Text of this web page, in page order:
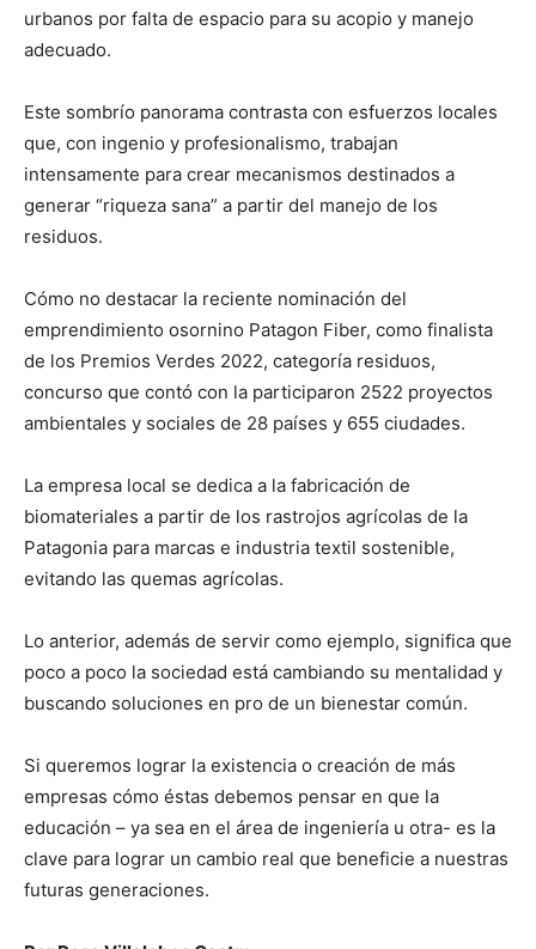
urbanos por falta de espacio para su acopio y manejo
adecuado.
Este sombrío panorama contrasta con esfuerzos locales
que, con ingenio y profesionalismo, trabajan
intensamente para crear mecanismos destinados a
generar “riqueza sana” a partir del manejo de los
residuos.
Cómo no destacar la reciente nominación del
emprendimiento osornino Patagon Fiber, como finalista
de los Premios Verdes 2022, categoría residuos,
concurso que contó con la participaron 2522 proyectos
ambientales y sociales de 28 países y 655 ciudades.
La empresa local se dedica a la fabricación de
biomateriales a partir de los rastrojos agrícolas de la
Patagonia para marcas e industria textil sostenible,
evitando las quemas agrícolas.
Lo anterior, además de servir como ejemplo, significa que
poco a poco la sociedad está cambiando su mentalidad y
buscando soluciones en pro de un bienestar común.
Si queremos lograr la existencia o creación de más
empresas cómo éstas debemos pensar en que la
educación – ya sea en el área de ingeniería u otra- es la
clave para lograr un cambio real que beneficie a nuestras
futuras generaciones.